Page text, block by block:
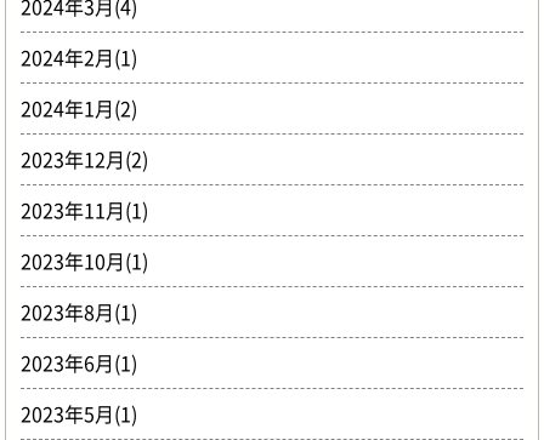
2024年3月(4)
2024年2月(1)
2024年1月(2)
2023年12月(2)
2023年11月(1)
2023年10月(1)
2023年8月(1)
2023年6月(1)
2023年5月(1)